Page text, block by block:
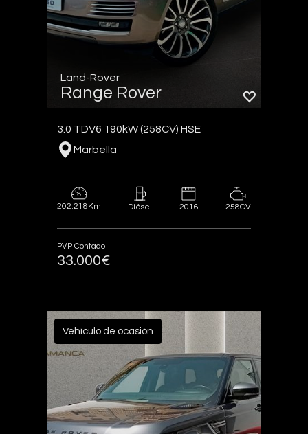
Land-Rover
Range Rover
3.0 TDV6 190kW (258CV) HSE
Marbella
202.218Km Diésel 2016 258CV
PVP Contado
33.000€
Vehículo de ocasión